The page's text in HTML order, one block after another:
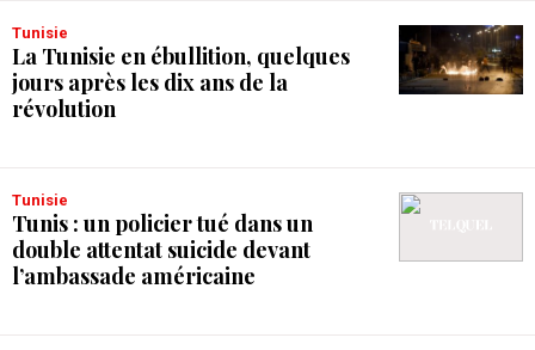
Tunisie
La Tunisie en ébullition, quelques
jours après les dix ans de la
révolution
Tunisie
Tunis : un policier tué dans un
double attentat suicide devant
l’ambassade américaine